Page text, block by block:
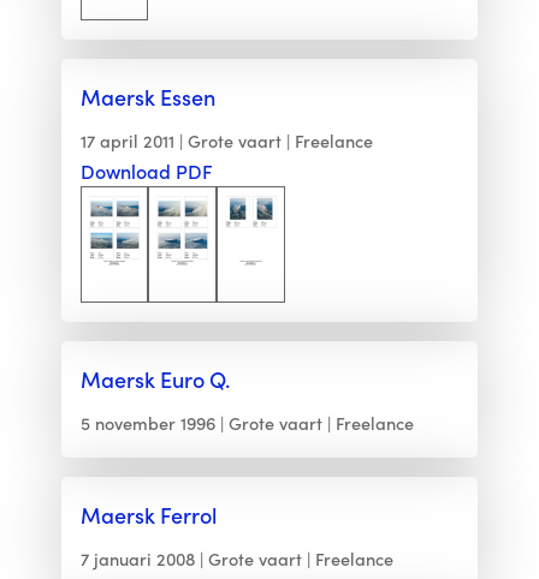
Maersk Essen
17 april 2011 Grote vaart Freelance
Download PDF
Maersk Euro Q.
5 november 1996 Grote vaart Freelance
Maersk Ferrol
7 januari 2008 Grote vaart Freelance